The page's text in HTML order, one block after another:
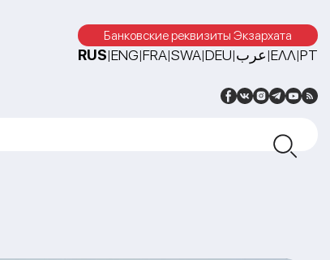
Банковские реквизиты Экзархата
RUS|ENG|FRA|SWA|DEU|عرب|ΕΛΛ|PT